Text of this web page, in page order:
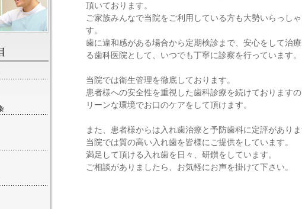
頂いております。
ご家族みんなで当院をご利用している方も大勢いらっしゃ
す。
歯に違和感がある場合から定期検診まで、安心をして治療
る歯科医院として、いつでも丁寧に診察を行っています。
当院では衛生管理を徹底しております。
患者様への安全性を重視した歯科診療を続けております
リーンな環境でお口のケアをして頂けます。
また、患者様からは入れ歯治療と予防歯科に定評がありま
当院では質の高い入れ歯を皆様にご提供をしています。
満足して頂ける入れ歯を日々、研鑚をしています。
ご相談がありましたら、お気軽にお声を掛けて下さい。